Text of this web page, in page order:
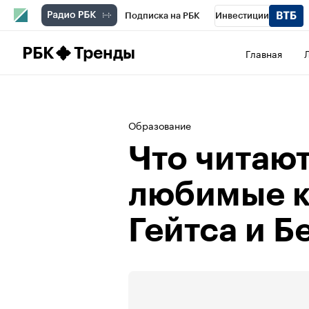
Подписка на РБК Инвестиции
РБК Тренды Главная
Образование
Что
любимые
Гейтса и